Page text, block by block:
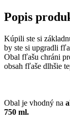
Popis
Kúpili ste si
by ste si upgradli
Obal fľašu chráni
obsah fľaše dlhšie
Obal je vhodný na
750 ml.